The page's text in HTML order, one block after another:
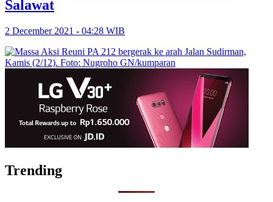
Salawat
2 December 2021 - 04:28 WIB
Trending